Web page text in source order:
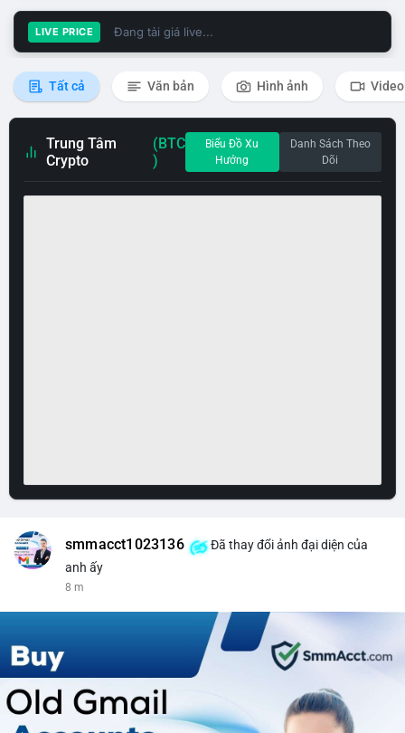
LIVE PRICE Đang tải giá live...
Tất cả Văn bản Hình ảnh Video
Trung Tâm
Crypto
(BTC
)
Biểu Đồ Xu
Hướng
Danh Sách Theo
Dõi
smmacct1023136
Đã thay đổi ảnh đại diện của
anh ấy
8 m